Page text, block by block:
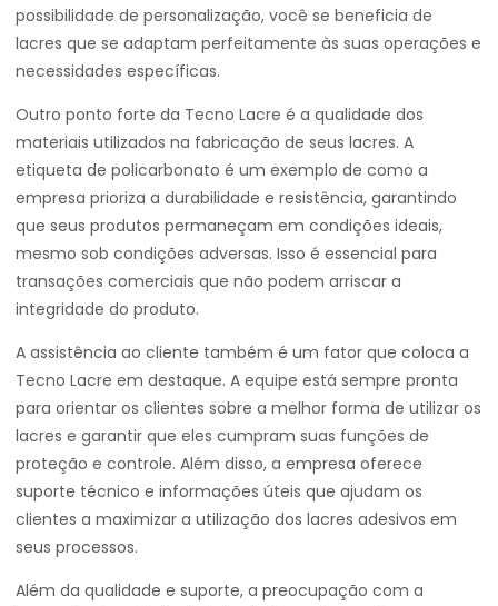
possibilidade de personalização, você se beneficia de
lacres que se adaptam perfeitamente às suas operações e
necessidades específicas.
Outro ponto forte da Tecno Lacre é a qualidade dos
materiais utilizados na fabricação de seus lacres. A
etiqueta de policarbonato é um exemplo de como a
empresa prioriza a durabilidade e resistência, garantindo
que seus produtos permaneçam em condições ideais,
mesmo sob condições adversas. Isso é essencial para
transações comerciais que não podem arriscar a
integridade do produto.
A assistência ao cliente também é um fator que coloca a
Tecno Lacre em destaque. A equipe está sempre pronta
para orientar os clientes sobre a melhor forma de utilizar os
lacres e garantir que eles cumpram suas funções de
proteção e controle. Além disso, a empresa oferece
suporte técnico e informações úteis que ajudam os
clientes a maximizar a utilização dos lacres adesivos em
seus processos.
Além da qualidade e suporte, a preocupação com a